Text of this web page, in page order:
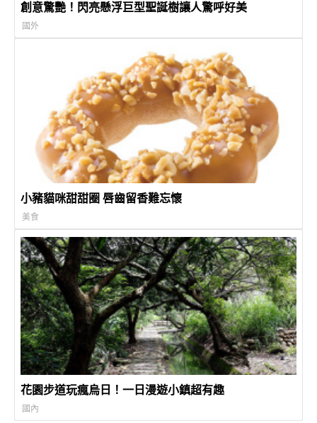
創意驚艷！閃亮懸浮巨型聖誕樹讓人驚呼好美
國外
小豬貓咪甜甜圈 唇齒留香難忘懷
美食
花園步道玩瘋烏日！一日漫遊小鎮超有趣
國內